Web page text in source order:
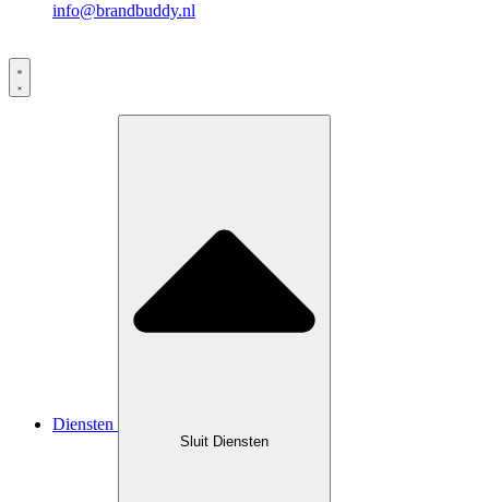
info@brandbuddy.nl
Diensten
Sluit Diensten